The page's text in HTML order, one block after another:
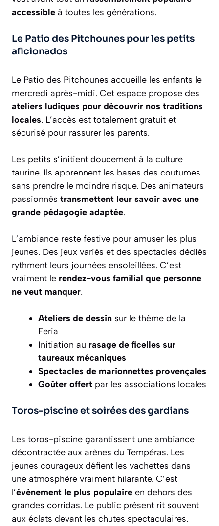
accessible à toutes les générations.
Le Patio des Pitchounes pour les petits
aficionados
Le Patio des Pitchounes accueille les enfants le
mercredi après-midi. Cet espace propose des
ateliers ludiques pour découvrir nos traditions
locales. L’accès est totalement gratuit et
sécurisé pour rassurer les parents.
Les petits s’initient doucement à la culture
taurine. Ils apprennent les bases des coutumes
sans prendre le moindre risque. Des animateurs
passionnés transmettent leur savoir avec une
grande pédagogie adaptée.
L’ambiance reste festive pour amuser les plus
jeunes. Des jeux variés et des spectacles dédiés
rythment leurs journées ensoleillées. C’est
vraiment le rendez-vous familial que personne
ne veut manquer.
Ateliers de dessin sur le thème de la
Feria
Initiation au rasage de ficelles sur
taureaux mécaniques
Spectacles de marionnettes provençales
Goûter offert par les associations locales
Toros-piscine et soirées des gardians
Les toros-piscine garantissent une ambiance
décontractée aux arènes du Tempéras. Les
jeunes courageux défient les vachettes dans
une atmosphère vraiment hilarante. C’est
l’événement le plus populaire en dehors des
grandes corridas. Le public présent rit souvent
aux éclats devant les chutes spectaculaires.